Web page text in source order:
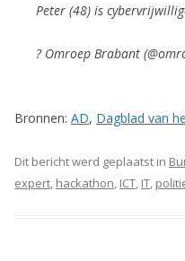
Peter (48) is
? Omroep Brabant
Bronnen: AD, Dagblad van
Dit bericht werd geplaatst in
expert, hackathon, ICT, IT,